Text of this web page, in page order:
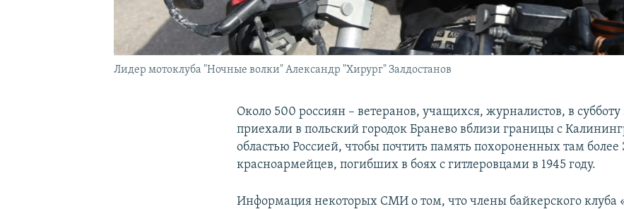
Лидер мотоклуба "Ночные волки" Александр "Хирург" Залдостанов
Около 500 россиян – ветеранов, учащихся, журналистов, в субботу
приехали в польский городок Бранево вблизи границы с
областью Россией, чтобы почтить память похороненных там более
красноармейцев, погибших в боях с гитлеровцами в 1945 году.
Информация некоторых СМИ о том, что члены байкерского клуба